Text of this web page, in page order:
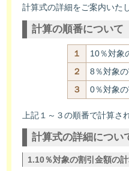
計算式の詳細をご案内いた
計算の順番について
１
10％対象
２
8％対象
３
0％対象
上記１～３の順番で計算さ
計算式の詳細につい
1.10％対象の割引金額の